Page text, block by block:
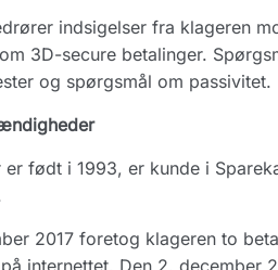
indsigelser fra klageren
3D-secure betalinger.
og spørgsmål om passivitet.
er født i 1993, er kunde i
2017 foretog klageren to
internettet. Den 2. december